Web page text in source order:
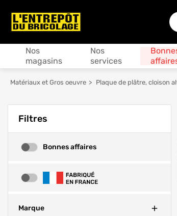
Nos
magasins
Nos
services
Matériaux et Gros oeuvre Plaque de plâtre, cloison
Filtres
Bonnes affaires
Bonnes affaires
Fabrication Française
Marque Fermer